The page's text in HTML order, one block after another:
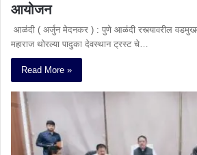
आयोजन
आळंदी ( अर्जुन मेदनकर ) : पुणे आळंदी रस्त्यावरील
महाराज थोरल्या पादुका देवस्थान ट्रस्ट चे…
Read More »